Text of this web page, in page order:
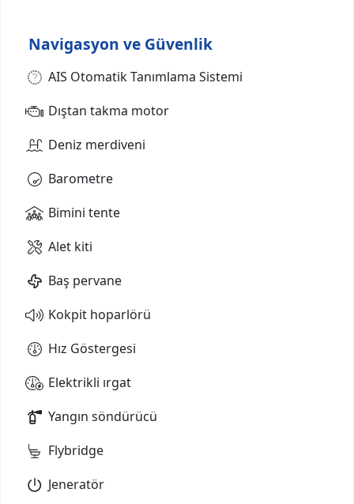
Navigasyon ve Güvenlik
AIS Otomatik Tanımlama Sistemi
Dıştan takma motor
Deniz merdiveni
Barometre
Bimini tente
Alet kiti
Baş pervane
Kokpit hoparlörü
Hız Göstergesi
Elektrikli ırgat
Yangın söndürücü
Flybridge
Jeneratör